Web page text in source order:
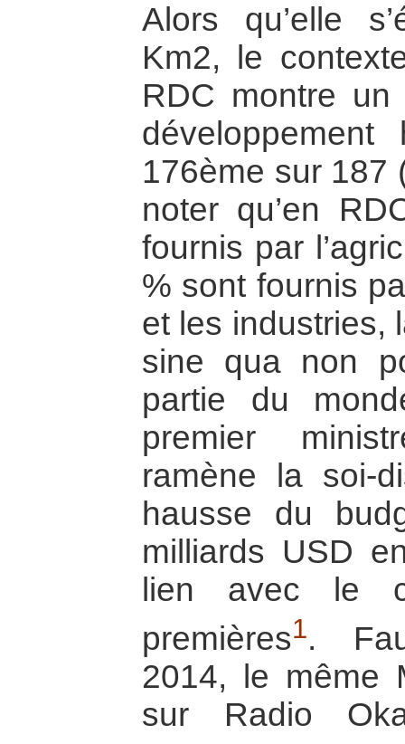
Alors qu’elle
Km2, le
RDC montre
176ème sur 187
noter qu’en
fournis par
% sont fournis
et les industries,
sine qua non
partie du
premier
ramène la soi-
hausse du
milliards USD
lien avec le
premières1.
2014, le même
sur Radio